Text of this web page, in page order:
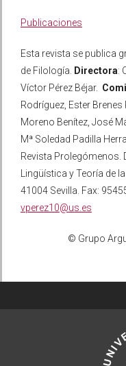
Publicaciones
Esta revista se publica
de Filología.
Directora:
Víctor Pérez Béjar.
Rodríguez, Ester
Moreno Benítez, José
Mª Soledad Padilla
Revista Prolegómenos.
Lingüística y Teoría de
41004 Sevilla. Fax:
vperez10@us.es
© Grupo